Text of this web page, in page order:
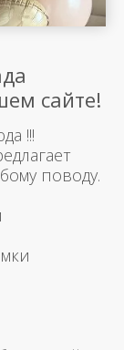
сайте!
!!!
поводу.